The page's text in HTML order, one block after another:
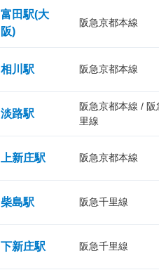
富田駅(大
阪)
阪急京都本線
相川駅 阪急京都本線
淡路駅
阪急京都本線 / 阪
里線
上新庄駅 阪急京都本線
柴島駅 阪急千里線
下新庄駅 阪急千里線